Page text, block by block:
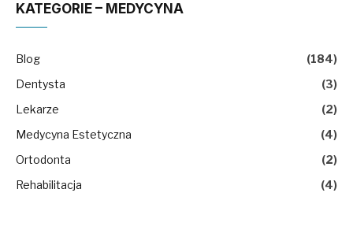
KATEGORIE – MEDYCYNA
Blog
(184)
Dentysta
(3)
Lekarze
(2)
Medycyna Estetyczna
(4)
Ortodonta
(2)
Rehabilitacja
(4)